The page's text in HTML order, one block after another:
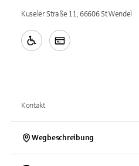
Kuseler Straße 11, 66606 St Wendel
Kontakt
Wegbeschreibung